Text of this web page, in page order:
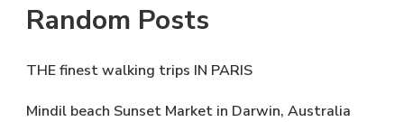
Random Posts
THE finest walking trips IN PARIS
Mindil beach Sunset Market in Darwin, Australia